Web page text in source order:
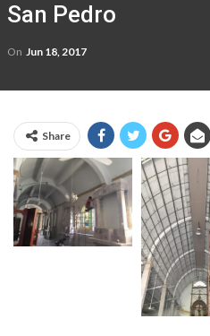
San Pedro
On Jun 18, 2017
Share